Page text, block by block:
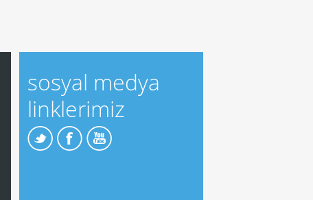
sosyal medya
linklerimiz